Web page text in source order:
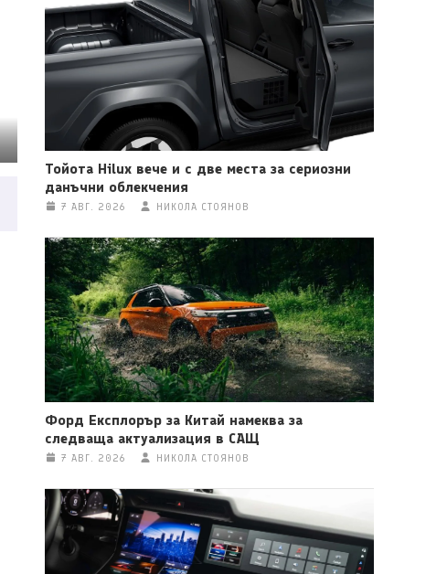
Тойота Hilux вече и с две места за сериозни
данъчни облекчения
7 АВГ. 2026 НИКОЛА СТОЯНОВ
Форд Експлорър за Китай намеква за
следваща актуализация в САЩ
7 АВГ. 2026 НИКОЛА СТОЯНОВ